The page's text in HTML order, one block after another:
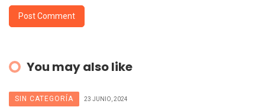
You may also like
SIN CATEGORÍA 23 JUNIO, 2024